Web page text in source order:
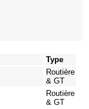
Type
Routière
& GT
Routière
& GT